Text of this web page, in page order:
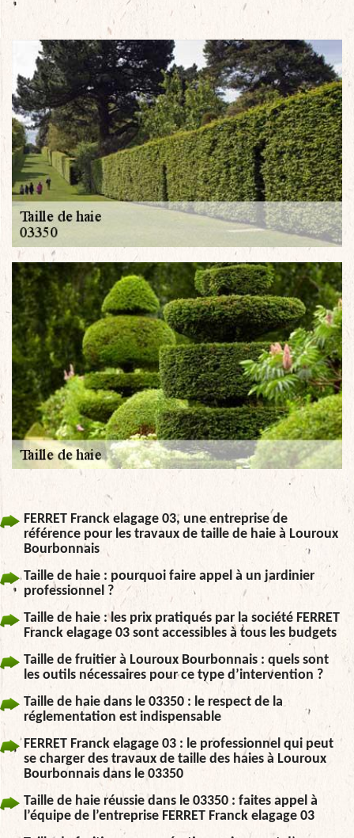
FERRET Franck elagage 03, une entreprise de
référence pour les travaux de taille de haie à Louroux
Bourbonnais
Taille de haie : pourquoi faire appel à un jardinier
professionnel ?
Taille de haie : les prix pratiqués par la société FERRET
Franck elagage 03 sont accessibles à tous les budgets
Taille de fruitier à Louroux Bourbonnais : quels sont
les outils nécessaires pour ce type d’intervention ?
Taille de haie dans le 03350 : le respect de la
réglementation est indispensable
FERRET Franck elagage 03 : le professionnel qui peut
se charger des travaux de taille des haies à Louroux
Bourbonnais dans le 03350
Taille de haie réussie dans le 03350 : faites appel à
l’équipe de l’entreprise FERRET Franck elagage 03